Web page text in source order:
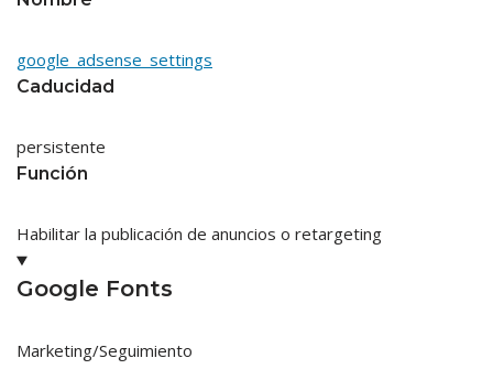
google_adsense_settings
Caducidad
persistente
Función
Habilitar la publicación de anuncios o retargeting
Google Fonts
Marketing/Seguimiento